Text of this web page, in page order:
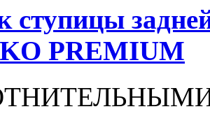
ступицы
PREMIUM